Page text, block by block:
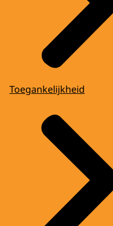
Toegankelijkheid